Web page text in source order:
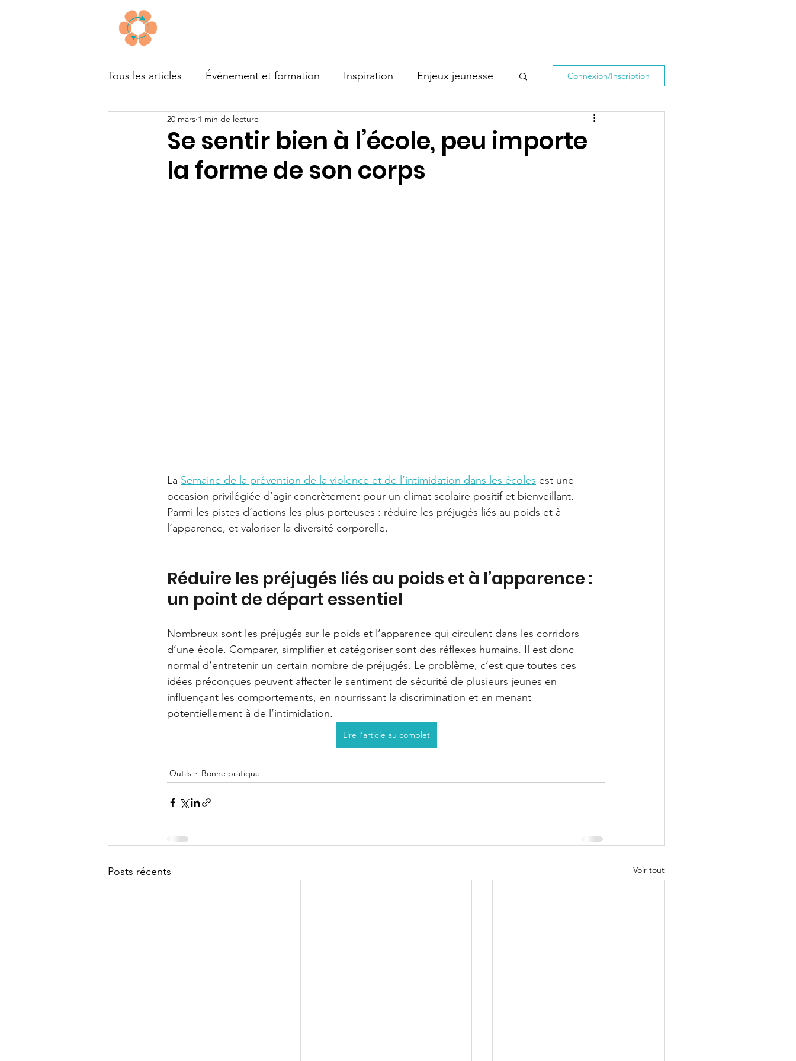
Tous les articles Événement et formation Inspiration Enjeux jeunesse
Financement
Connexion/Inscription
Se sentir bien à l’école, peu importe
la forme de son corps
20 mars 1 min de lecture
La Semaine de la prévention de la violence et de l’intimidation dans les écoles est une
occasion privilégiée d’agir concrètement pour un climat scolaire positif et bienveillant.
Parmi les pistes d’actions les plus porteuses : réduire les préjugés liés au poids et à
l’apparence, et valoriser la diversité corporelle.
Réduire les préjugés liés au poids et à l’apparence :
un point de départ essentiel
Nombreux sont les préjugés sur le poids et l’apparence qui circulent dans les corridors
d’une école. Comparer, simplifier et catégoriser sont des réflexes humains. Il est donc
normal d’entretenir un certain nombre de préjugés. Le problème, c’est que toutes ces
idées préconçues peuvent affecter le sentiment de sécurité de plusieurs jeunes en
influençant les comportements, en nourrissant la discrimination et en menant
potentiellement à de l’intimidation.
Lire l'article au complet
Outils Bonne pratique
Posts récents Voir tout